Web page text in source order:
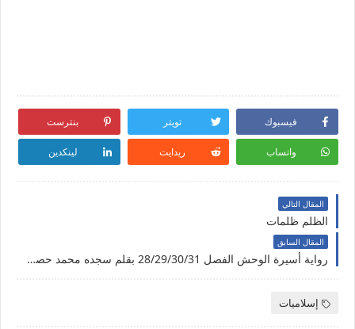
فيسبوك تويتر بنترست
واتساب ريدايت لينكدين
المقال التالي
الظلم ظلمات
المقال السابق
رواية أسيرة الوحش الفصل 28/29/30/31 بقلم سجده محمد حصريه وجديده
إسلاميات